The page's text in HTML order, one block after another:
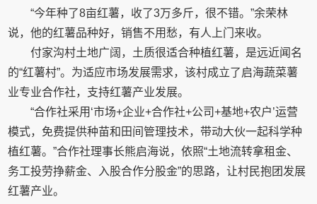
“今年种了8亩红薯，收了3万多斤，很不错。”余荣林
说，他的红薯品种好，销售不用愁，有人上门来收。
付家沟村土地广阔，土质很适合种植红薯，是远近闻名
的“红薯村”。为适应市场发展需求，该村成立了启海蔬菜薯
业专业合作社，支持红薯产业发展。
“合作社采用‘市场+企业+合作社+公司+基地+农户’运营
模式，免费提供种苗和田间管理技术，带动大伙一起科学种
植红薯。”合作社理事长熊启海说，依照“土地流转拿租金、
务工投劳挣薪金、入股合作分股金”的思路，让村民抱团发展
红薯产业。